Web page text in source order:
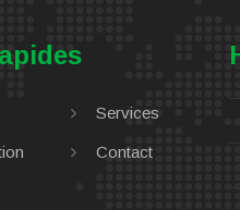
Services
Contact